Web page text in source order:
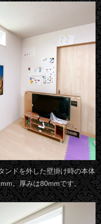
ンドを外した壁掛け時の本体
。厚みは80mmです。